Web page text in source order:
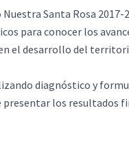
Santa Rosa
para conocer los
el desarrollo del
diagnóstico y
los resultados